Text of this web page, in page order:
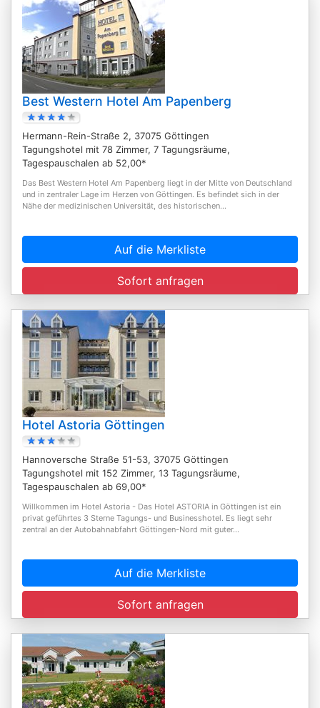
Best Western Hotel Am Papenberg
Hermann-Rein-Straße 2, 37075 Göttingen
Tagungshotel mit 78 Zimmer, 7 Tagungsräume,
Tagespauschalen ab 52,00*
Das Best Western Hotel Am Papenberg liegt in der Mitte von Deutschland
und in zentraler Lage im Herzen von Göttingen. Es befindet sich in der
Nähe der medizinischen Universität, des historischen...
Auf die Merkliste
Sofort anfragen
Hotel Astoria Göttingen
Hannoversche Straße 51-53, 37075 Göttingen
Tagungshotel mit 152 Zimmer, 13 Tagungsräume,
Tagespauschalen ab 69,00*
Willkommen im Hotel Astoria - Das Hotel ASTORIA in Göttingen ist ein
privat geführtes 3 Sterne Tagungs- und Businesshotel. Es liegt sehr
zentral an der Autobahnabfahrt Göttingen-Nord mit guter...
Auf die Merkliste
Sofort anfragen